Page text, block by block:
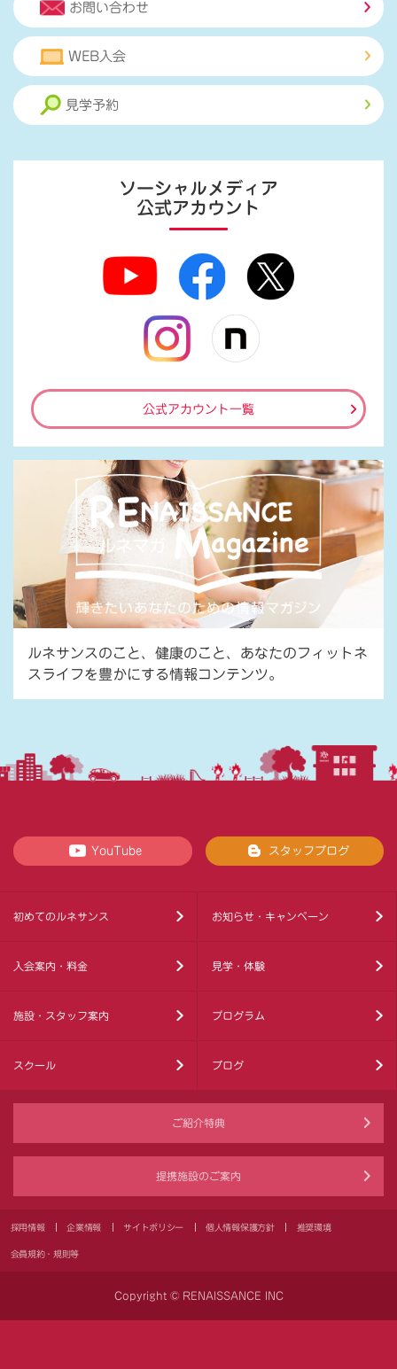
お問い合わせ
WEB入会
見学予約
ソーシャルメディア
公式アカウント
公式アカウント一覧
ルネサンスのこと、健康のこと、あなたのフィットネ
スライフを豊かにする情報コンテンツ。
YouTube スタッフブログ
初めてのルネサンス お知らせ・キャンペーン
入会案内・料金 見学・体験
施設・スタッフ案内 プログラム
スクール ブログ
ご紹介特典
提携施設のご案内
採用情報 企業情報 サイトポリシー 個人情報保護方針 推奨環境
会員規約・規則等
Copyright © RENAISSANCE INC